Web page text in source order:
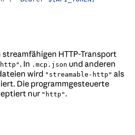
HTTP-Transport
. In .mcp.json und anderen
wird "streamable-http" als
Die programmgesteuerte
nur "http" .